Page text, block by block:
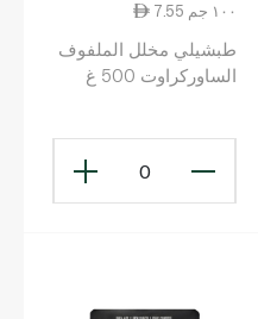
7.55 ١٠٠ جم
طبشيلي مخلل الملفوف
الساوركراوت 500 غ
0